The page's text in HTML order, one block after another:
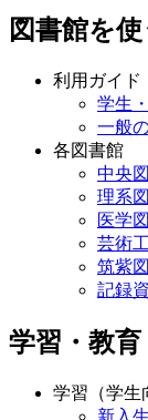
図書館を使
利用ガイド
学生
一般
各図書館
中央
理系
医学
芸術
筑紫
記録
学習・教育
学習（学生
新入